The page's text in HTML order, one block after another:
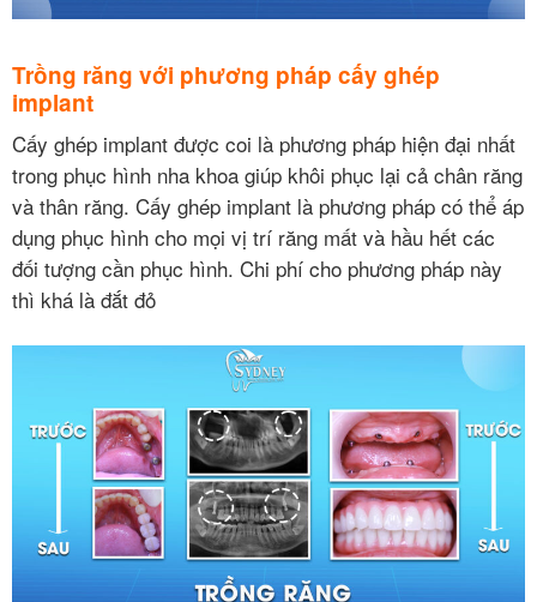
Trồng răng với phương pháp cấy ghép
implant
Cấy ghép implant được coi là phương pháp hiện đại nhất
trong phục hình nha khoa giúp khôi phục lại cả chân răng
và thân răng. Cấy ghép implant là phương pháp có thể áp
dụng phục hình cho mọi vị trí răng mất và hầu hết các
đối tượng cần phục hình. Chi phí cho phương pháp này
thì khá là đắt đỏ